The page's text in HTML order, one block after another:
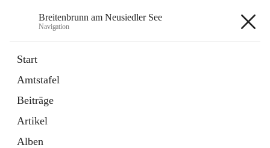
Breitenbrunn am Neusiedler See
Navigation
Start
Amtstafel
Beiträge
Artikel
Alben
18 Schnellzugriffe
Gemeindeservice